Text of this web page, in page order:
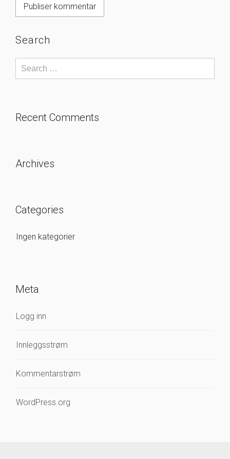
Search
Recent Comments
Archives
Categories
Ingen kategorier
Meta
Logg inn
Innleggsstrøm
Kommentarstrøm
WordPress.org